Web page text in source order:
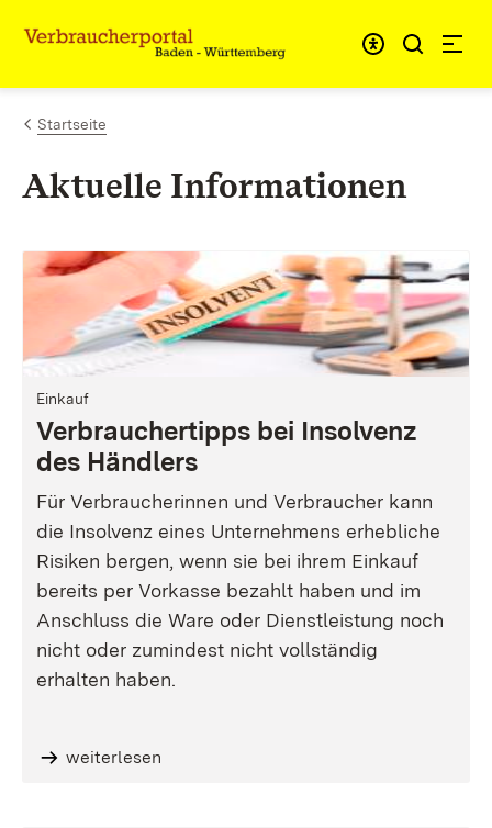
Zum Inhalt springen
Link zur Startseite
Startseite
Aktuelle Informationen
Einkauf
Verbrauchertipps bei Insolvenz
des Händlers
Für Verbraucherinnen und Verbraucher kann
die Insolvenz eines Unternehmens erhebliche
Risiken bergen, wenn sie bei ihrem Einkauf
bereits per Vorkasse bezahlt haben und im
Anschluss die Ware oder Dienstleistung noch
nicht oder zumindest nicht vollständig
erhalten haben.
weiterlesen